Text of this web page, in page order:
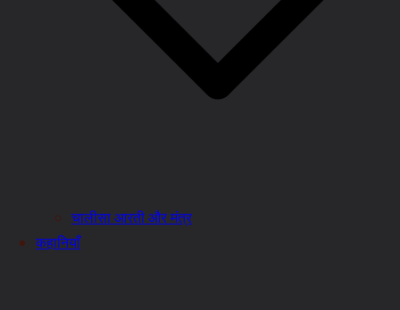
चालीसा आरती और मंत्र
कहानियाँ